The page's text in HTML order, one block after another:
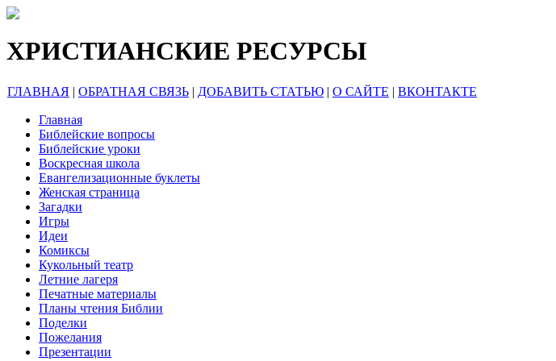
ХРИСТИАНСКИЕ РЕСУРСЫ
ГЛАВНАЯ | ОБРАТНАЯ СВЯЗЬ | ДОБАВИТЬ СТАТЬЮ | О САЙТЕ | ВКОНТАКТЕ
Главная
Библейские вопросы
Библейские уроки
Воскресная школа
Евангелизационные буклеты
Женская страница
Загадки
Игры
Идеи
Комиксы
Кукольный театр
Летние лагеря
Печатные материалы
Планы чтения Библии
Поделки
Пожелания
Презентации